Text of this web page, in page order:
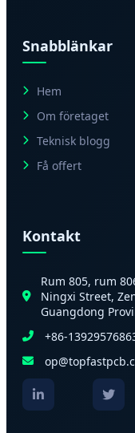
Snabblänkar
Hem
Om företaget
Teknisk blogg
Få offert
Kontakt
Rum 805, rum
Ningxi Street,
Guangdong
+86-